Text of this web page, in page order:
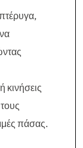
πάσας.